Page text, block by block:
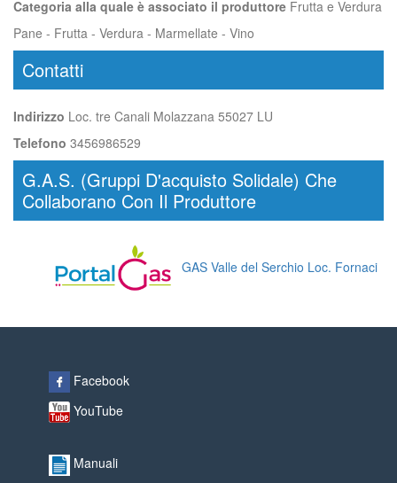
Categoria alla quale è associato il produttore Frutta e Verdura
Pane - Frutta - Verdura - Marmellate - Vino
Contatti
Indirizzo Loc. tre Canali Molazzana 55027 LU
Telefono 3456986529
G.A.S. (Gruppi D'acquisto Solidale) Che
Collaborano Con Il Produttore
GAS Valle del Serchio Loc. Fornaci
Facebook
YouTube
Manuali